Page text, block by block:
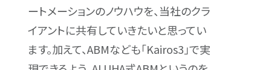
ートメーションのノウハウを、当社のクラ
イアントに共有していきたいと思ってい
ます。加えて、ABMなども「Kairos3」で実